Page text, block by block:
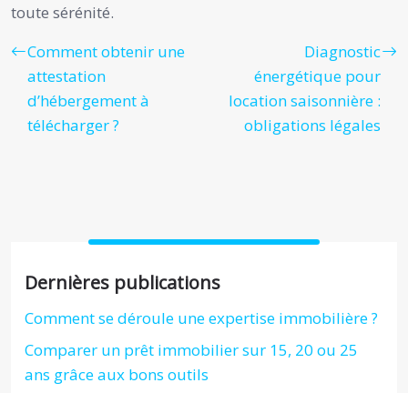
toute sérénité.
Comment obtenir une
attestation
d’hébergement à
télécharger ?
Diagnostic
énergétique pour
location saisonnière :
obligations légales
Dernières publications
Comment se déroule une expertise immobilière ?
Comparer un prêt immobilier sur 15, 20 ou 25
ans grâce aux bons outils